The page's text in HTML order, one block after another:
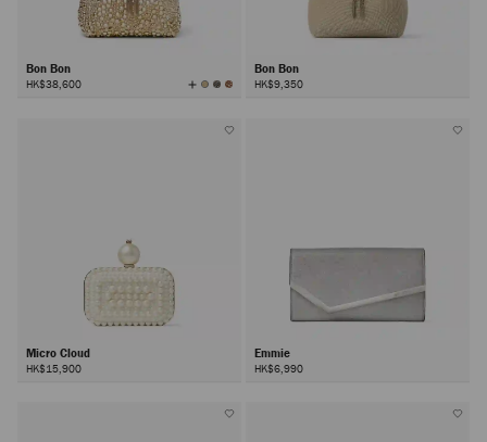
Bon Bon
HK$38,600 查
看
Bon Bon
HK$9,350
Micro Cloud
HK$15,900
Emmie
HK$6,990